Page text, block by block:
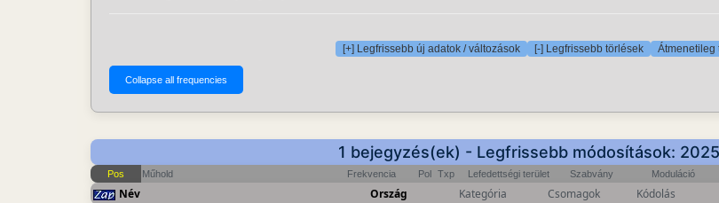
[+] Legfrissebb új adatok / változások [-] Legfrissebb törlések Átmenetileg
1 bejegyzés(ek) - Legfrissebb módosítások:
Pos Műhold Frekvencia Pol Txp Lefedettségi terület Szabvány Moduláció
Név Ország Kategória Csomagok Kódolás